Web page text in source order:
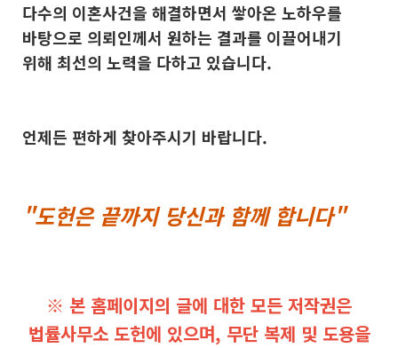
다수의 이혼사건을 해결하면서 쌓아온 노하우를
바탕으로 의뢰인께서 원하는 결과를 이끌어내기
위해 최선의 노력을 다하고 있습니다.
언제든 편하게 찾아주시기 바랍니다.
"도헌은 끝까지 당신과 함께 합니다"
※ 본 홈페이지의 글에 대한 모든 저작권은
법률사무소 도헌에 있으며, 무단 복제 및 도용을